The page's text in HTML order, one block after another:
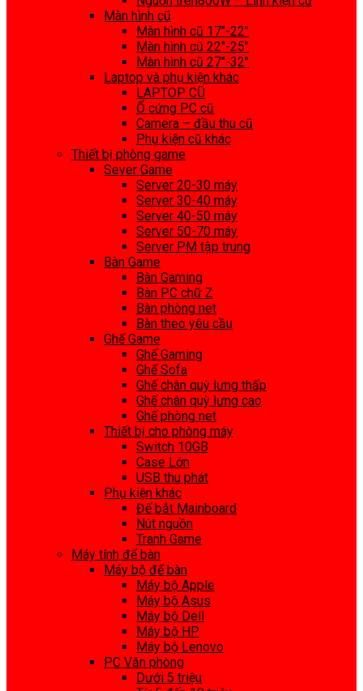
Màn hình cũ
Màn hình cũ 17″-22″
Màn hình cũ 22″-25″
Màn hình cũ 27″-32″
Laptop và phụ kiện khác
LAPTOP CŨ
Ổ cứng PC cũ
Camera – đầu thu cũ
Phụ kiện cũ khác
Thiết bị phòng game
Sever Game
Server 20-30 máy
Server 30-40 máy
Server 40-50 máy
Server 50-70 máy
Server PM tập trung
Bàn Game
Bàn Gaming
Bàn PC chữ Z
Bàn phòng net
Bàn theo yêu cầu
Ghế Game
Ghế Gaming
Ghế Sofa
Ghế chân quỳ lưng thấp
Ghế chân quỳ lưng cao
Ghế phòng net
Thiết bị cho phòng máy
Switch 10GB
Case Lớn
USB thu phát
Phụ kiện khác
Đế bắt Mainboard
Nút nguồn
Tranh Game
Máy tính để bàn
Máy bộ để bàn
Máy bộ Apple
Máy bộ Asus
Máy bộ Dell
Máy bộ HP
Máy bộ Lenovo
PC Văn phòng
Dưới 5 triệu